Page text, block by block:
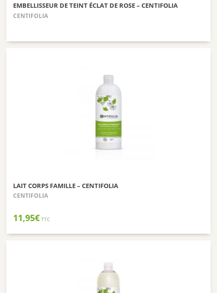
EMBELLISSEUR DE TEINT ÉCLAT DE ROSE – CENTIFOLIA
CENTIFOLIA
LAIT CORPS FAMILLE – CENTIFOLIA
CENTIFOLIA
11,95€ TTC